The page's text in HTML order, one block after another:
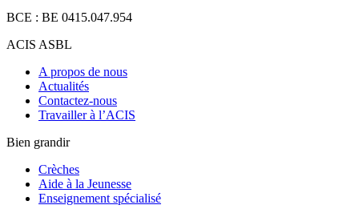
BCE : BE 0415.047.954
ACIS ASBL
A propos de nous
Actualités
Contactez-nous
Travailler à l’ACIS
Bien grandir
Crèches
Aide à la Jeunesse
Enseignement spécialisé